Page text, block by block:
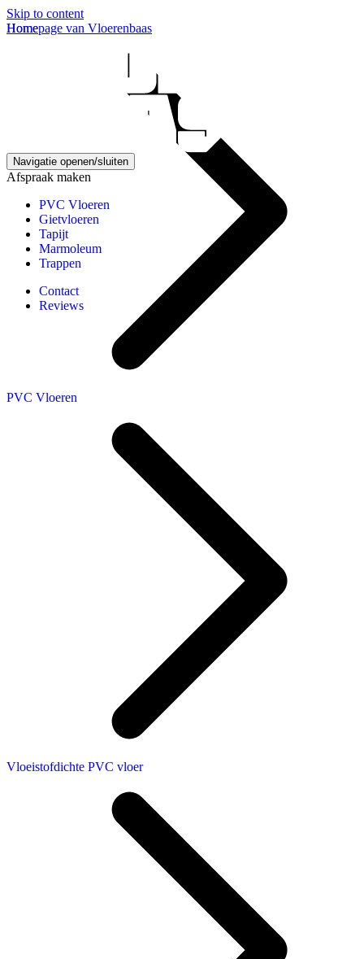
Skip to content
Homepage van Vloerenbaas
Navigatie openen/sluiten
Afspraak maken
PVC Vloeren
Gietvloeren
Tapijt
Marmoleum
Trappen
Contact
Reviews
Home
PVC Vloeren
Vloeistofdichte PVC vloer